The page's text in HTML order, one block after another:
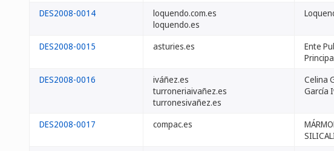
DES2008-0014
loquendo.com.es
loquendo.es
DES2008-0015 asturies.es
Ente
DES2008-0016
iváñez.es
turroneriaivañez.es
turronesivañez.es
Celina
García
DES2008-0017 compac.es